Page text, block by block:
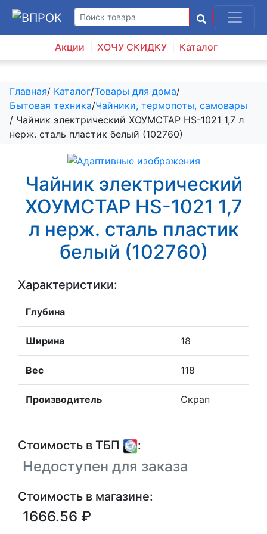
Акции ХОЧУ СКИДКУ Каталог
Главная/ Каталог/Товары для дома/
Бытовая техника/Чайники, термопоты, самовары
/ Чайник электрический ХОУМСТАР HS-1021 1,7 л
нерж. сталь пластик белый (102760)
Чайник электрический
ХОУМСТАР HS-1021 1,7
л нерж. сталь пластик
белый (102760)
Характеристики:
Глубина
Ширина 18
Вес 118
Производитель Скрап
Стоимость в ТБП :
Недоступен для заказа
Стоимость в магазине:
1666.56 ₽